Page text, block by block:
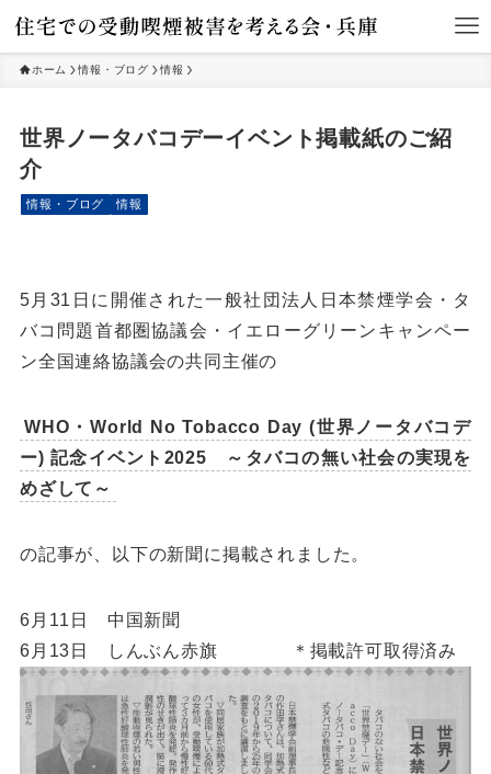
ホーム 情報・ブログ 情報
世界ノータバコデーイベント掲載紙のご紹
介
情報・ブログ 情報
5月31日に開催された一般社団法人日本禁煙学会・タ
バコ問題首都圏協議会・イエローグリーンキャンペー
ン全国連絡協議会の共同主催の
WHO・World No Tobacco Day (世界ノータバコデ
ー) 記念イベント2025 ～タバコの無い社会の実現を
めざして～
の記事が、以下の新聞に掲載されました。
6月11日 中国新聞
6月13日 しんぶん赤旗 ＊掲載許可取得済み